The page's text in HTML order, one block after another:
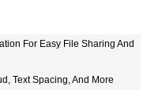
For Easy File Sharing And
Text Spacing, And More